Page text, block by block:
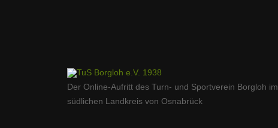
Der Online-Aufritt des Turn- und Sportverein Borgloh im
südlichen Landkreis von Osnabrück